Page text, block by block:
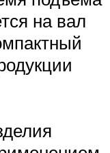
на вал